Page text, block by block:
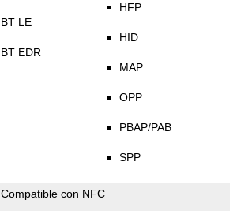
BT LE
BT EDR
HFP
HID
MAP
OPP
PBAP/PAB
SPP
Compatible con NFC